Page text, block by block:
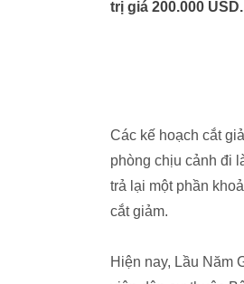
trị giá 200.000 USD.
Các kế hoạch cắt
phòng chịu cảnh đi
trả lại một phần
cắt giảm.
Hiện nay, Lầu Năm